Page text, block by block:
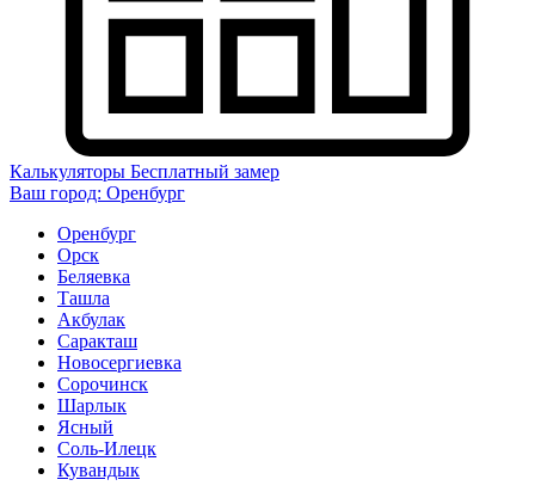
Калькуляторы Бесплатный замер
Ваш город: Оренбург
Оренбург
Орск
Беляевка
Ташла
Акбулак
Саракташ
Новосергиевка
Сорочинск
Шарлык
Ясный
Соль-Илецк
Кувандык